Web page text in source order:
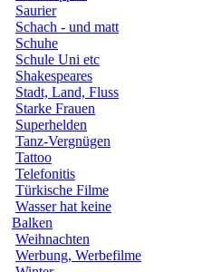
Saurier
Schach - und matt
Schuhe
Schule Uni etc
Shakespeares
Stadt, Land, Fluss
Starke Frauen
Superhelden
Tanz-Vergnügen
Tattoo
Telefonitis
Türkische Filme
Wasser hat keine
Balken
Weihnachten
Werbung, Werbefilme